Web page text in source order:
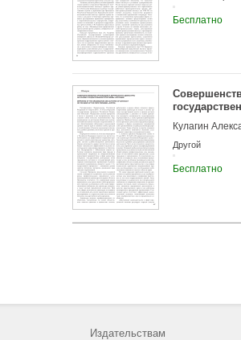
Бесплатно
Кулагин
Другой
Бесплатно
Издательствам